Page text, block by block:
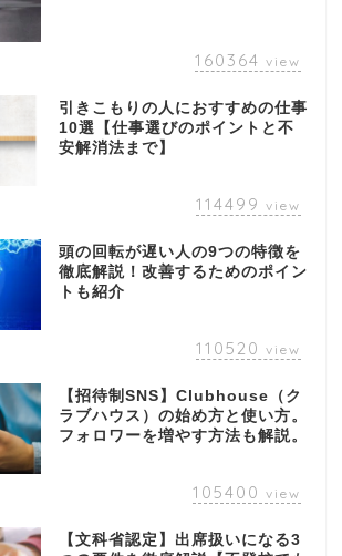
160364 view
引きこもりの人におすすめの仕事
10選【仕事選びのポイントと不
安解消法まで】
114499 view
頭の回転が遅い人の9つの特徴を
徹底解説！改善するためのポイン
トも紹介
110520 view
【招待制SNS】Clubhouse（ク
ラブハウス）の始め方と使い方。
フォロワーを増やす方法も解説。
105400 view
【文科省認定】出席扱いになる3